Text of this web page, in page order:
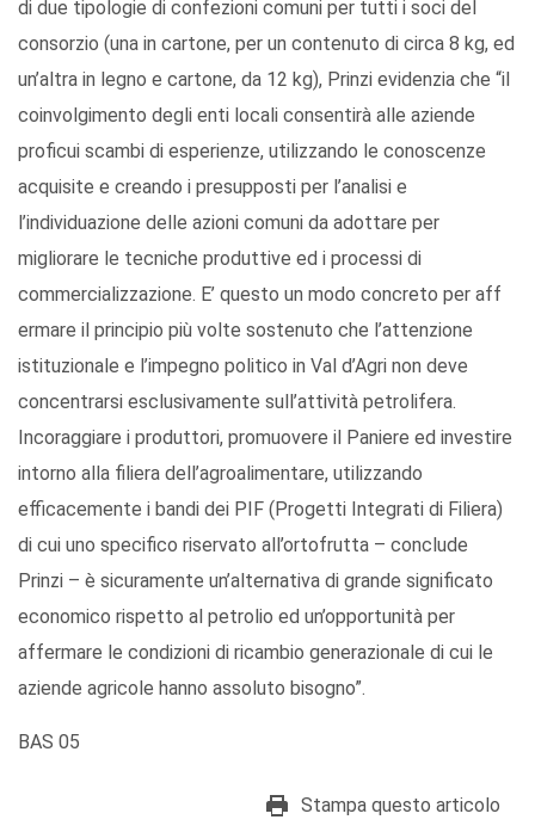
di due tipologie di confezioni comuni per tutti i soci del
consorzio (una in cartone, per un contenuto di circa 8 kg, ed
un’altra in legno e cartone, da 12 kg), Prinzi evidenzia che “il
coinvolgimento degli enti locali consentirà alle aziende
proficui scambi di esperienze, utilizzando le conoscenze
acquisite e creando i presupposti per l’analisi e
l’individuazione delle azioni comuni da adottare per
migliorare le tecniche produttive ed i processi di
commercializzazione. E’ questo un modo concreto per aff
ermare il principio più volte sostenuto che l’attenzione
istituzionale e l’impegno politico in Val d’Agri non deve
concentrarsi esclusivamente sull’attività petrolifera.
Incoraggiare i produttori, promuovere il Paniere ed investire
intorno alla filiera dell’agroalimentare, utilizzando
efficacemente i bandi dei PIF (Progetti Integrati di Filiera)
di cui uno specifico riservato all’ortofrutta – conclude
Prinzi – è sicuramente un’alternativa di grande significato
economico rispetto al petrolio ed un’opportunità per
affermare le condizioni di ricambio generazionale di cui le
aziende agricole hanno assoluto bisogno”.
BAS 05
Stampa questo articolo